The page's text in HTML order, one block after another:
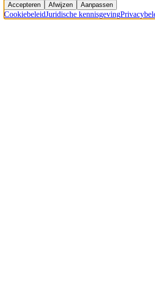
Accepteren Afwijzen Aanpassen
CookiebeleidJuridische kennisgeving